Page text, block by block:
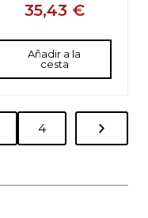
35,43 €
Añadir a la
cesta
4